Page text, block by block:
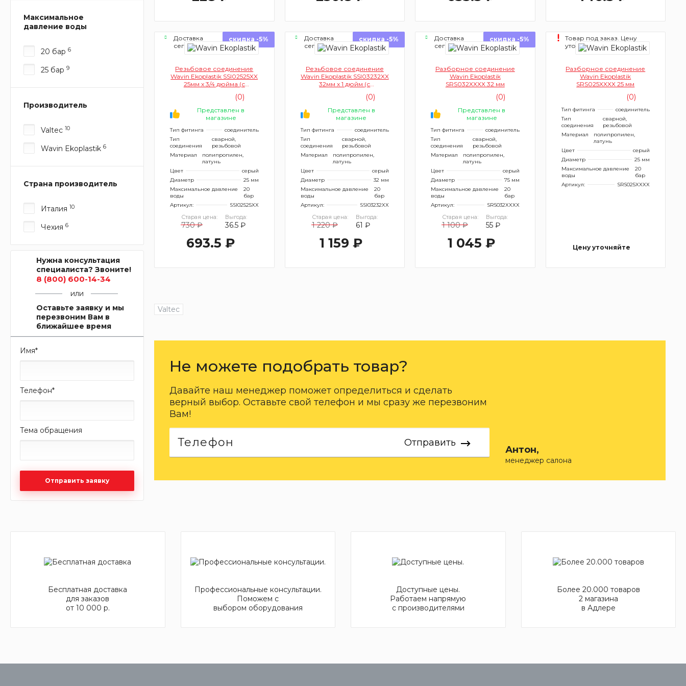
Максимальное
давление воды
20 бар 6
25 бар 9
Производитель
Valtec 10
Wavin Ekoplastik 6
Страна производитель
Италия 10
Чехия 6
Нужна консультация
специалиста? Звоните!
8 (800) 600-14-34
или
Оставьте заявку и мы
перезвоним Вам в
ближайшее время
Имя*
Телефон*
Тема обращения
Отправить заявку
Доставка
сегодня
скидка -5%
Резьбовое соединение
Wavin Ekoplastik SSI02525XX
25мм x 3/4 дюйма (с
(0)
Представлен в
магазине
Тип фитинга
соединитель
Тип
соединения
сварной,
резьбовой
Материал
полипропилен,
латунь
Цвет
серый
Диаметр
25 мм
Максимальное давление
воды
20
бар
Артикул:
SSI02525XX
Старая цена:
730 ₽
Выгода:
36.5 ₽
693.5 ₽
Доставка
сегодня
скидка -5%
Резьбовое соединение
Wavin Ekoplastik SSI03232XX
32мм x 1 дюйм (с
(0)
Представлен в
магазине
Тип фитинга
соединитель
Тип
соединения
сварной,
резьбовой
Материал
полипропилен,
латунь
Цвет
серый
Диаметр
32 мм
Максимальное давление
воды
20
бар
Артикул:
SSI03232XX
Старая цена:
1 220 ₽
Выгода:
61 ₽
1 159 ₽
Доставка
сегодня
скидка -5%
Разборное соединение
Wavin Ekoplastik
SRS032XXXX 32 мм
(0)
Представлен в
магазине
Тип фитинга
соединитель
Тип
соединения
сварной,
резьбовой
Материал
полипропилен,
латунь
Цвет
серый
Диаметр
75 мм
Максимальное давление
воды
20
бар
Артикул:
SRS032XXXX
Старая цена:
1 100 ₽
Выгода:
55 ₽
1 045 ₽
Товар под заказ. Цену
уточняйте.
Разборное соединение
Wavin Ekoplastik
SRS025XXXX 25 мм
(0)
Тип фитинга
соединитель
Тип
соединения
сварной,
резьбовой
Материал
полипропилен,
латунь
Цвет
серый
Диаметр
25 мм
Максимальное давление
воды
20
бар
Артикул:
SRS025XXXX
Цену уточняйте
Valtec
Не можете подобрать товар?
Давайте наш менеджер поможет определиться и сделать
верный выбор. Оставьте свой телефон и мы сразу же перезвоним
Вам!
Отправить
Антон,
менеджер салона
Бесплатная доставка
для заказов
от 10 000 р.
Профессиональные консультации.
Поможем с
выбором оборудования
Доступные цены.
Работаем напрямую
с производителями
Более 20.000 товаров
2 магазина
в Адлере